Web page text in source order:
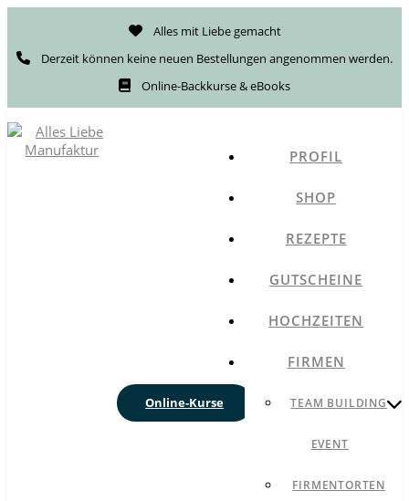
Alles mit Liebe gemacht
Derzeit können keine neuen Bestellungen angenommen werden.
Online-Backkurse & eBooks
Online-Kurse
PROFIL
SHOP
REZEPTE
GUTSCHEINE
HOCHZEITEN
FIRMEN
TEAM BUILDING
EVENT
FIRMENTORTEN